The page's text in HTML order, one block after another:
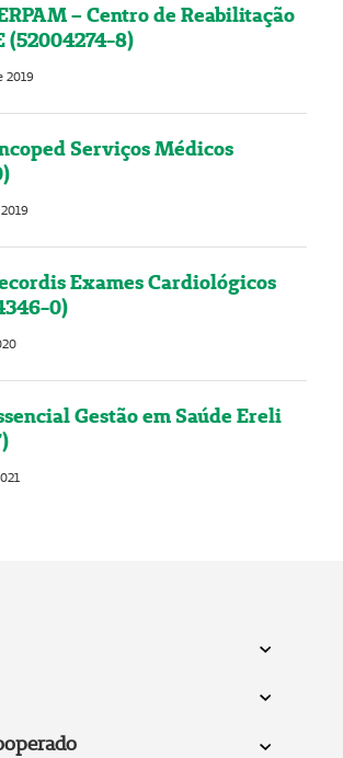
– Centro de Reabilitação
(52004274-8)
2019
Serviços Médicos
Exames Cardiológicos
0)
Gestão em Saúde Ereli